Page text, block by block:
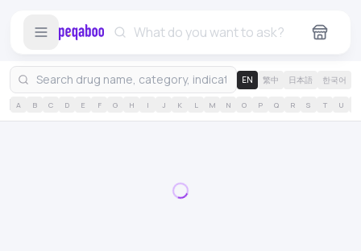
EN 繁中 日本語 한국어
A B C D E F G H I J K L M N O P Q R S T U